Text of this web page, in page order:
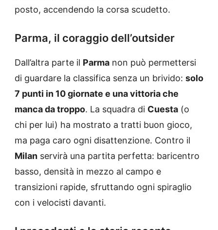
posto, accendendo la corsa scudetto.
Parma, il coraggio dell’outsider
Dall’altra parte il Parma non può permettersi
di guardare la classifica senza un brivido: solo
7 punti in 10 giornate e una vittoria che
manca da troppo. La squadra di Cuesta (o
chi per lui) ha mostrato a tratti buon gioco,
ma paga caro ogni disattenzione. Contro il
Milan servirà una partita perfetta: baricentro
basso, densità in mezzo al campo e
transizioni rapide, sfruttando ogni spiraglio
con i velocisti davanti.